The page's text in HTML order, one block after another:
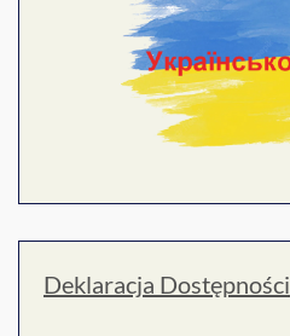
Deklaracja Dostępności